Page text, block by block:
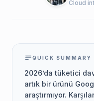
Cloud
QUICK SUMMARY
2026’da tüketici
artık bir ürünü
araştırmıyor.